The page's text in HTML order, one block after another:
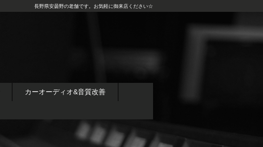
長野県安曇野の老舗です。お気軽に御来店ください☆
カーオーディオ&音質改善